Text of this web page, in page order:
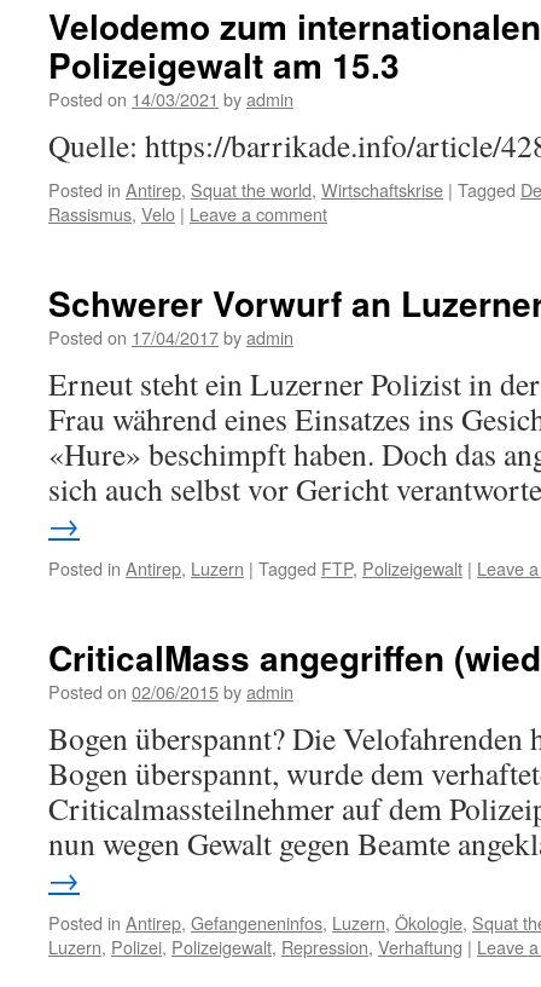
Velodemo zum
Polizeigewalt am 15.3
Posted on 14/03/2021 byadmin
Quelle: https://barrikade.info/article/
Posted in Antirep, Squat the world, Wirtschaftskrise | Tagged
Rassismus, Velo | Leave a comment
Schwerer Vorwurf an
Posted on 17/04/2017byadmin
Erneut steht ein Luzerner Polizist in
Frau während eines Einsatzes ins
«Hure» beschimpft haben. Doch das
sich auch selbst vor Gericht
→
Posted in Antirep, Luzern | Tagged FTP, Polizeigewalt | Leave
CriticalMass angegriffen
Posted on 02/06/2015byadmin
Bogen überspannt? Die Velofahrenden
Bogen überspannt, wurde dem
Criticalmassteilnehmer auf dem
nun wegen Gewalt gegen Beamte
→
Posted in Antirep, Gefangeneninfos, Luzern, Ökologie, Squat
Luzern, Polizei, Polizeigewalt, Repression, Verhaftung | Leave